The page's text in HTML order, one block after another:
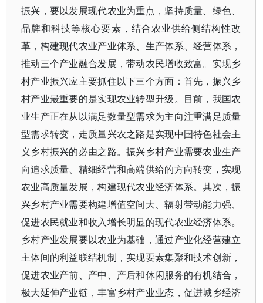
振兴，要以发展现代农业为重点，坚持质量、绿色、
品牌和科技等核心要素，结合农业供给侧结构性改
革，构建现代农业产业体系、生产体系、经营体系，
推动三个产业融合发展，带动农民增收致富。实现乡
村产业振兴应主要抓住以下三个方面：首先，振兴乡
村产业最重要的是实现农业转型升级。目前，我国农
业生产正在从以满足数量型需求为主向注重满足质量
型需求转变，走质量兴农之路是实现中国特色社会主
义乡村振兴的必由之路。振兴乡村产业需要农业生产
向追求质量、精细经营和高端供给的方向转变，实现
农业高质量发展，构建现代农业经济体系。其次，振
兴乡村产业需要构建增值空间大、辐射带动能力强、
促进农民就业和收入增长明显的现代农业经济体系。
乡村产业发展要以农业为基础，通过产业化经营建立
主体间的利益联结机制，实现要素集聚和技术创新，
促进农业产前、产中、产后和休闲服务的有机结合，
极大延伸产业链，丰富乡村产业业态，促进城乡经济